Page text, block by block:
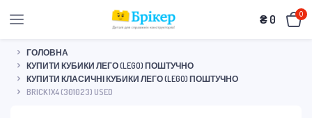
₴ 0 0
ГОЛОВНА
КУПИТИ КУБИКИ ЛЕГО (LEGO) ПОШТУЧНО
КУПИТИ КЛАСИЧНІ КУБИКИ ЛЕГО (LEGO) ПОШТУЧНО
BRICK 1X4 (301023) USED